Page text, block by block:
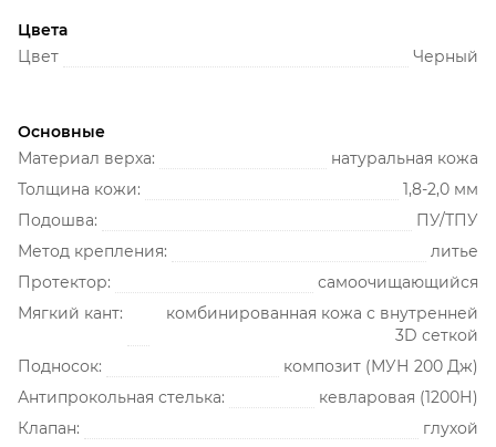
Цвета
Цвет
Черный
Основные
Материал верха:
натуральная кожа
Толщина кожи:
1,8-2,0 мм
Подошва:
ПУ/ТПУ
Метод крепления:
литье
Протектор:
самоочищающийся
Мягкий кант:
комбинированная кожа с внутренней
3D сеткой
Подносок:
композит (МУН 200 Дж)
Антипрокольная стелька:
кевларовая (1200Н)
Клапан:
глухой